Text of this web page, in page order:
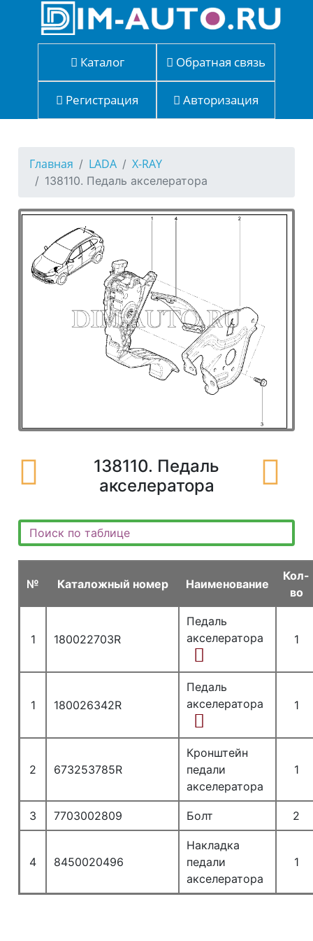
Каталог Обратная связь
Регистрация Авторизация
Главная LADA X-RAY
138110. Педаль акселератора
138110. Педаль
акселератора
№ Каталожный номер Наименование
Кол-
во
1 180022703R
Педаль
акселератора
1
1 180026342R
Педаль
акселератора
1
2 673253785R
Кронштейн
педали
акселератора
1
3 7703002809 Болт 2
4 8450020496
Накладка
педали
акселератора
1